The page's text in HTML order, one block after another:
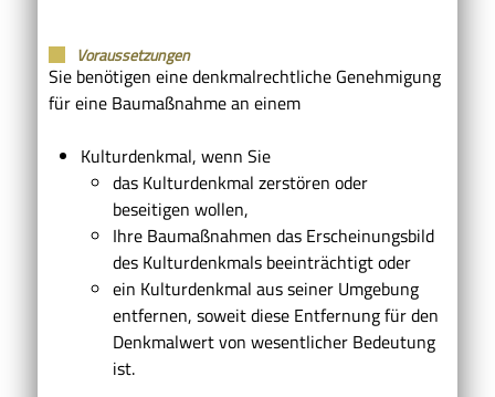
Voraussetzungen
Sie benötigen eine denkmalrechtliche Genehmigung
für eine Baumaßnahme an einem
Kulturdenkmal, wenn Sie
das Kulturdenkmal zerstören oder
beseitigen wollen,
Ihre Baumaßnahmen das Erscheinungsbild
des Kulturdenkmalsbeeinträchtigt oder
ein Kulturdenkmal aus seiner Umgebung
entfernen, soweit diese Entfernung für den
Denkmalwert von wesentlicher Bedeutung
ist.